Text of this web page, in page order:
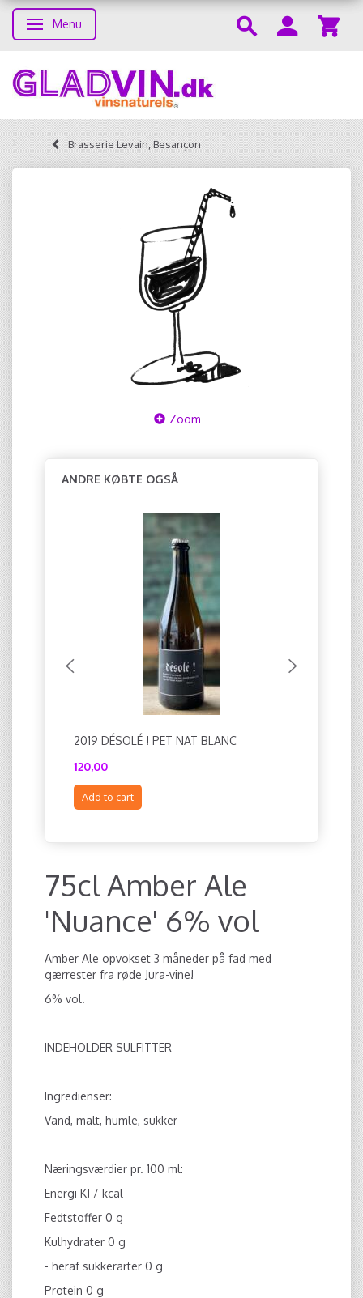
Toggle navigation
Menu
Brasserie Levain, Besançon
Zoom
ANDRE KØBTE OGSÅ
2019 DÉSOLÉ ! PET NAT BLANC
120,00
Add to cart
2021 DE
Add to
75cl Amber Ale
'Nuance' 6% vol
Amber Ale opvokset 3 måneder på fad med
gærrester fra røde Jura-vine!
6% vol.
INDEHOLDER SULFITTER
Ingredienser:
Vand, malt, humle, sukker
Næringsværdier pr. 100 ml:
Energi KJ / kcal
Fedtstoffer 0 g
Kulhydrater 0 g
- heraf sukkerarter 0 g
Protein 0 g